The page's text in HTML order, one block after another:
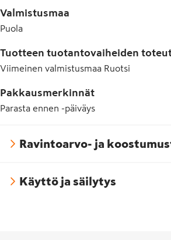
Valmistusmaa
Puola
Tuotteen tuotantovaiheiden
Viimeinen valmistusmaa Ruotsi
Pakkausmerkinnät
Parasta ennen -päiväys
Ravintoarvo- ja
Käyttö ja säilytys